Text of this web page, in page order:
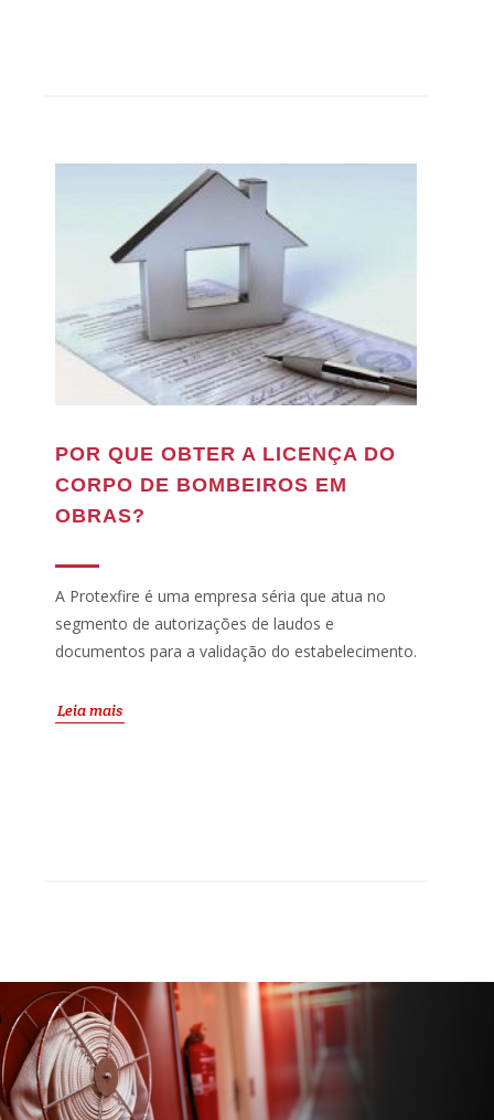
POR QUE OBTER A LICENÇA DO
CORPO DE BOMBEIROS EM
OBRAS?
A Protexfire é uma empresa séria que atua no
segmento de autorizações de laudos e
documentos para a validação do estabelecimento.
Leia mais